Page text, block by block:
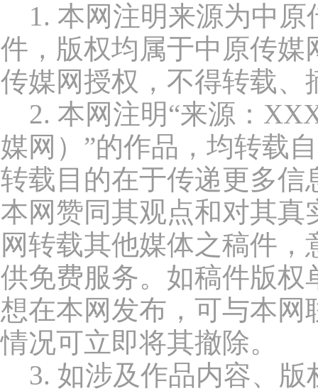
1. 本网注明来源为中原
件，版权均属于中原传媒
传媒网授权，不得转载、
2. 本网注明“来源：
媒网）”的作品，均转载
转载目的在于传递更多信
本网赞同其观点和对其真
网转载其他媒体之稿件，
供免费服务。如稿件版权
想在本网发布，可与本网
情况可立即将其撤除。
3. 如涉及作品内容、版